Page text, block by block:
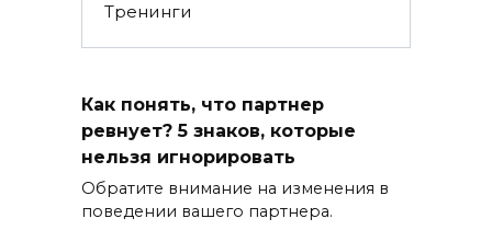
Тренинги
Как понять, что партнер
ревнует? 5 знаков, которые
нельзя игнорировать
Обратите внимание на изменения в
поведении вашего партнера.